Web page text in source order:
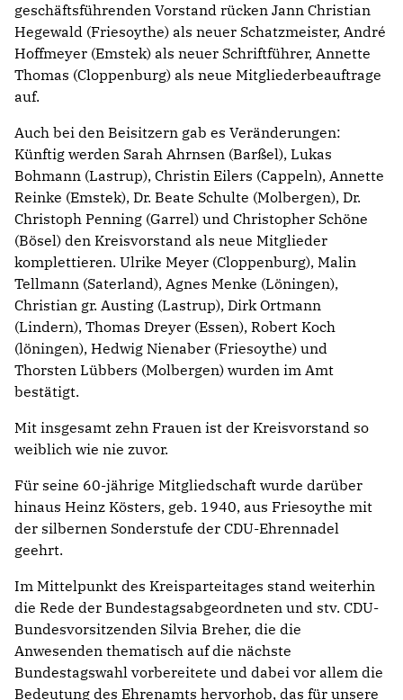
geschäftsführenden Vorstand rücken Jann Christian
Hegewald (Friesoythe) als neuer Schatzmeister, André
Hoffmeyer (Emstek) als neuer Schriftführer, Annette
Thomas (Cloppenburg) als neue Mitgliederbeauftrage
auf.
Auch bei den Beisitzern gab es Veränderungen:
Künftig werden Sarah Ahrnsen (Barßel), Lukas
Bohmann (Lastrup), Christin Eilers (Cappeln), Annette
Reinke (Emstek), Dr. Beate Schulte (Molbergen), Dr.
Christoph Penning (Garrel) und Christopher Schöne
(Bösel) den Kreisvorstand als neue Mitglieder
komplettieren. Ulrike Meyer (Cloppenburg), Malin
Tellmann (Saterland), Agnes Menke (Löningen),
Christian gr. Austing (Lastrup), Dirk Ortmann
(Lindern), Thomas Dreyer (Essen), Robert Koch
(löningen), Hedwig Nienaber (Friesoythe) und
Thorsten Lübbers (Molbergen) wurden im Amt
bestätigt.
Mit insgesamt zehn Frauen ist der Kreisvorstand so
weiblich wie nie zuvor.
Für seine 60-jährige Mitgliedschaft wurde darüber
hinaus Heinz Kösters, geb. 1940, aus Friesoythe mit
der silbernen Sonderstufe der CDU-Ehrennadel
geehrt.
Im Mittelpunkt des Kreisparteitages stand weiterhin
die Rede der Bundestagsabgeordneten und stv. CDU-
Bundesvorsitzenden Silvia Breher, die die
Anwesenden thematisch auf die nächste
Bundestagswahl vorbereitete und dabei vor allem die
Bedeutung des Ehrenamts hervorhob, das für unsere